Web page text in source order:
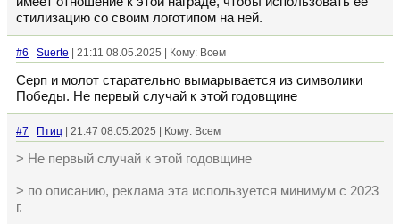
стилизацию со своим логотипом на ней.
#6 Suerte | 21:11 08.05.2025 | Кому: Всем
Серп и молот старательно вымарывается из символики
Победы. Не первый случай к этой годовщине
#7 Птиц | 21:47 08.05.2025 | Кому: Всем
> Не первый случай к этой годовщине
> по описанию, реклама эта используется минимум с 2023
г.